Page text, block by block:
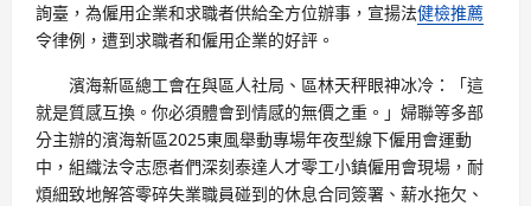
詢臺，為僱用企業和求職者供給全方位辦事，宣揚法健檢推薦
令律例，遭到求職者和僱用企業的好評。
濱海新區總工會在與區人社局、區林天秤眼神冰冷：「這
就是質感互換。你必須體會到情感的無價之重。」婦聯等多部
分主辦的濱海新區2025東風舉動專場年夜型線下僱用會運動
中，組織法令志愿者們深刻泰達人才零工小鎮僱用會現場，耐
煩細致地解答零碎失業職員碰到的休息合同簽署、薪水拖欠、